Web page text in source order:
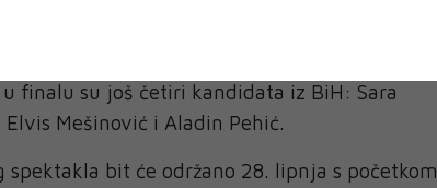
ponovno dođe titula pobjednika Zvezda
finalu su još četiri kandidata iz BiH: Sara
Mešinović i Aladin Pehić.
spektakla bit će održano 28. lipnja s početkom